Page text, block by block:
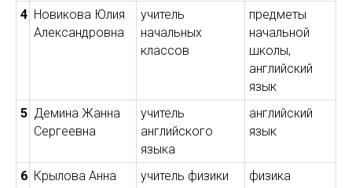
4 Новикова Юлия
Александровна
учитель
начальных
классов
предметы
начальной
школы,
английский
язык
5 Демина Жанна
Сергеевна
учитель
английского
языка
английский
язык
6 Крылова Анна
учитель физики физика